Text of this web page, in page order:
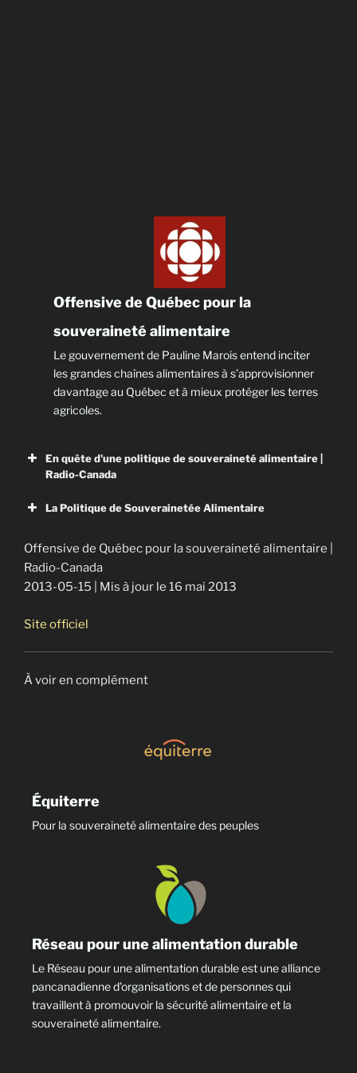
Offensive de Québec pour la
souveraineté alimentaire
Le gouvernement de Pauline Marois entend inciter
les grandes chaînes alimentaires à s’approvisionner
davantage au Québec et à mieux protéger les terres
agricoles.
En quête d'une politique de souveraineté alimentaire |
Radio-Canada
En quête d’une politique de
souveraineté alimentaire
déjà les grandes lignes : privilégier
La Politique de Souverainetée Alimentaire
Offensive de Québec pour la souveraineté alimentaire |
Radio-Canada
2013-05-15 | Mis à jour le 16 mai 2013
Site officiel
À voir en complément
Équiterre
Pour la souveraineté alimentaire des peuples
Réseau pour une alimentation durable
Le Réseau pour une alimentation durable est une alliance
pancanadienne d’organisations et de personnes qui
travaillent à promouvoir la sécurité alimentaire et la
souveraineté alimentaire.